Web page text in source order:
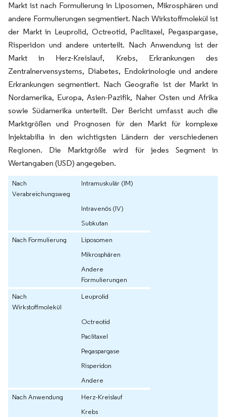
Markt ist nach Formulierung in Liposomen, Mikrosphären und
andere Formulierungen segmentiert. Nach Wirkstoffmolekül ist
der Markt in Leuprolid, Octreotid, Paclitaxel, Pegaspargase,
Risperidon und andere unterteilt. Nach Anwendung ist der
Markt in Herz-Kreislauf, Krebs, Erkrankungen des
Zentralnervensystems, Diabetes, Endokrinologie und andere
Erkrankungen segmentiert. Nach Geografie ist der Markt in
Nordamerika, Europa, Asien-Pazifik, Naher Osten und Afrika
sowie Südamerika unterteilt. Der Bericht umfasst auch die
Marktgrößen und Prognosen für den Markt für komplexe
Injektabilia in den wichtigsten Ländern der verschiedenen
Regionen. Die Marktgröße wird für jedes Segment in
Wertangaben (USD) angegeben.
Nach
Verabreichungsweg
Intramuskulär (IM)
Intravenös (IV)
Subkutan
Nach Formulierung
Liposomen
Mikrosphären
Andere
Formulierungen
Nach
Wirkstoffmolekül
Leuprolid
Octreotid
Paclitaxel
Pegaspargase
Risperidon
Andere
Nach Anwendung
Herz-Kreislauf
Krebs